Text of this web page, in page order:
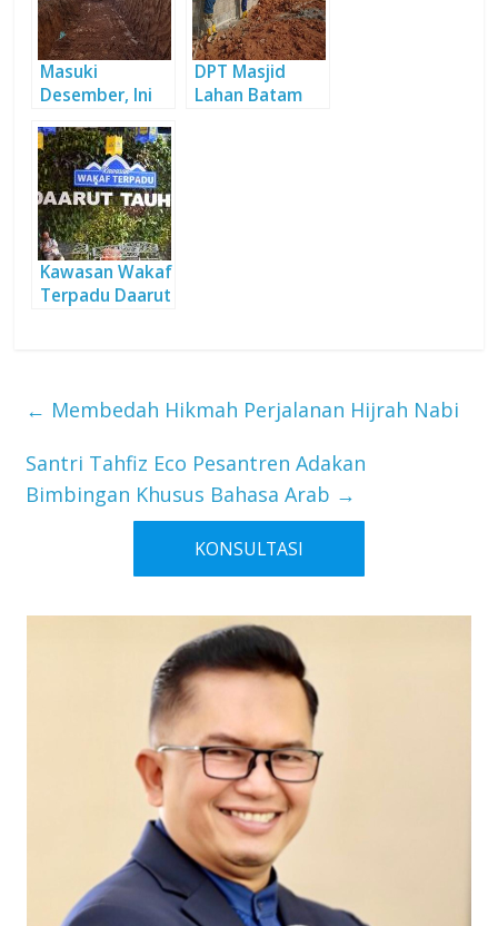
Masuki
Desember, Ini
DT Batam
DPT Masjid
Lahan Batam
Kawasan Wakaf
Terpadu Daarut
← Membedah Hikmah Perjalanan Hijrah Nabi
Santri Tahfiz Eco Pesantren Adakan
Bimbingan Khusus Bahasa Arab →
KONSULTASI